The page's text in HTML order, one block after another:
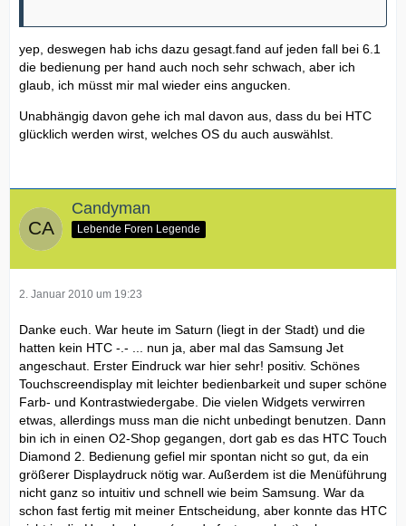
yep, deswegen hab ichs dazu gesagt.fand auf jeden fall bei 6.1
die bedienung per hand auch noch sehr schwach, aber ich
glaub, ich müsst mir mal wieder eins angucken.
Unabhängig davon gehe ich mal davon aus, dass du bei HTC
glücklich werden wirst, welches OS du auch auswählst.
Candyman
Lebende Foren Legende
2. Januar 2010 um 19:23
Danke euch. War heute im Saturn (liegt in der Stadt) und die
hatten kein HTC -.- ... nun ja, aber mal das Samsung Jet
angeschaut. Erster Eindruck war hier sehr! positiv. Schönes
Touchscreendisplay mit leichter bedienbarkeit und super schöne
Farb- und Kontrastwiedergabe. Die vielen Widgets verwirren
etwas, allerdings muss man die nicht unbedingt benutzen. Dann
bin ich in einen O2-Shop gegangen, dort gab es das HTC Touch
Diamond 2. Bedienung gefiel mir spontan nicht so gut, da ein
größerer Displaydruck nötig war. Außerdem ist die Menüführung
nicht ganz so intuitiv und schnell wie beim Samsung. War da
schon fast fertig mit meiner Entscheidung, aber konnte das HTC